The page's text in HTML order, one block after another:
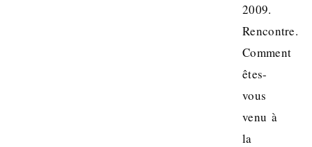
2009.
Rencontre.
Comment
êtes-
vous
venu à
la